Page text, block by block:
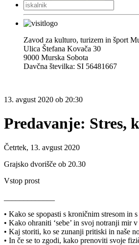
Zavod za kulturo, turizem in šport
Ulica Štefana Kovača 30
9000 Murska Sobota
Davčna številka: SI 56481667
13. avgust 2020 ob 20:30
Predavanje: Stres,
Četrtek, 13. avgust 2020
Grajsko dvorišče ob 20.30
Vstop prost
• Kako se spopasti s kroničnim stresom in
• Kako ohraniti ‘sebe’ in svoj notranji mir
• Kaj storiti, ko se zunanji pritiski in naše
• In če se to zgodi, kako prenoviti svoje